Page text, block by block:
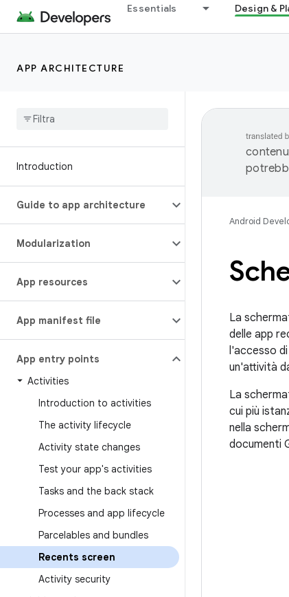
Essentials Design &
APP ARCHITECTURE
Introduction
Guide to app architecture
Modularization
App resources
App manifest file
App entry points
Activities
Introduction to activities
The activity lifecycle
Activity state changes
Test your app's activities
Tasks and the back stack
Processes and app lifecycle
Parcelables and bundles
Recents screen
Activity security
Android
La
delle app
l'accesso
un'attività
La
cui più
nella
documenti